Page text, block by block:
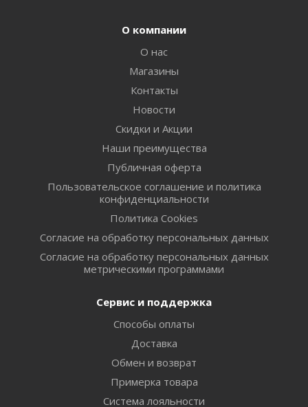
О компании
О нас
Магазины
Контакты
Новости
Скидки и Акции
Наши преимущества
Публичная оферта
Пользовательское соглашение и политика
конфиденциальности
Политика Cookies
Согласие на обработку персональных данных
Согласие на обработку персональных данных
метрическими программами
Сервис и поддержка
Способы оплаты
Доставка
Обмен и возврат
Примерка товара
Система лояльности